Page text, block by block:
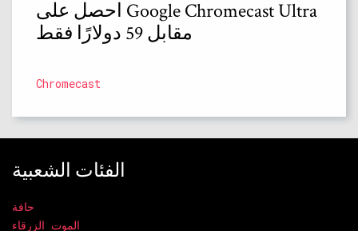
احصل على Google Chromecast Ultra
مقابل 59 دولارًا فقط
Chromecast
الفئات الشعبية
حافة
الموت الزرقاء